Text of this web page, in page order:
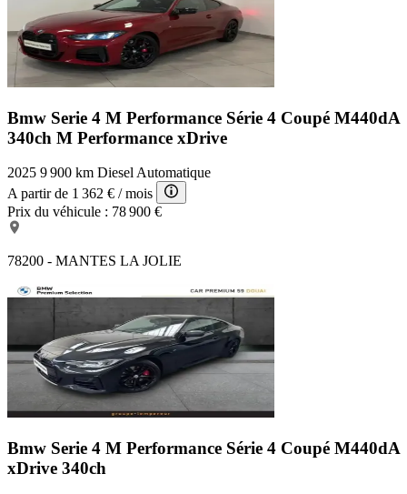
Bmw Serie 4 M Performance Série 4 Coupé M440dA
340ch M Performance xDrive
2025 9 900 km Diesel Automatique
A partir de 1 362 € / mois
Prix du véhicule : 78 900 €
78200 - MANTES LA JOLIE
Bmw Serie 4 M Performance Série 4 Coupé M440dA
xDrive 340ch